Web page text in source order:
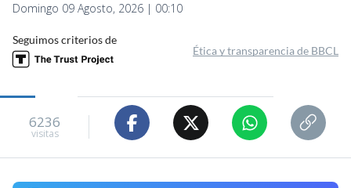
Domingo 09 Agosto, 2026 | 00:10
Seguimos criterios de
Ética y transparencia de BBCL
6236
visitas